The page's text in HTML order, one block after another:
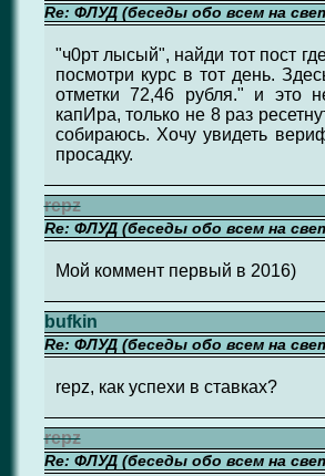
Re: ФЛУД (беседы обо всем на
"ч0рт лысый", найди тот пост
посмотри курс в тот день.
отметки 72,46 рубля." и это
капИра, только не 8 раз
собираюсь. Хочу увидеть
просадку.
repz
Re: ФЛУД (беседы обо всем на
Мой коммент первый в 2016)
bufkin
Re: ФЛУД (беседы обо всем на
repz, как успехи в ставках?
repz
Re: ФЛУД (беседы обо всем на